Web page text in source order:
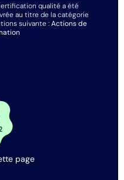
qualité a été
au titre de la catégorie
suivante :Actions de
page